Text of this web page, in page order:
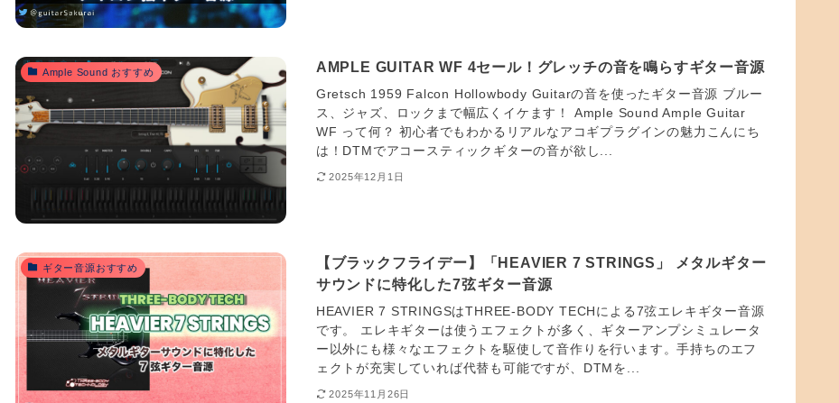
Ample Sound おすすめ AMPLE GUITAR WF 4セール！グレッチの音を鳴らすギター音源
Gretsch 1959 Falcon Hollowbody Guitarの音を使ったギター音源 ブルー
ス、ジャズ、ロックまで幅広くイケます！ Ample Sound Ample Guitar
WF って何？ 初心者でもわかるリアルなアコギプラグインの魅力こんにち
は！DTMでアコースティックギターの音が欲し...
2025年12月1日
ギター音源おすすめ
【ブラックフライデー】「HEAVIER 7 STRINGS」 メタルギター
サウンドに特化した7弦ギター音源
HEAVIER 7 STRINGSはTHREE-BODY TECHによる7弦エレキギター音源
です。 エレキギターは使うエフェクトが多く、ギターアンプシミュレータ
ー以外にも様々なエフェクトを駆使して音作りを行います。手持ちのエフ
ェクトが充実していれば代替も可能ですが、DTMを...
2025年11月26日